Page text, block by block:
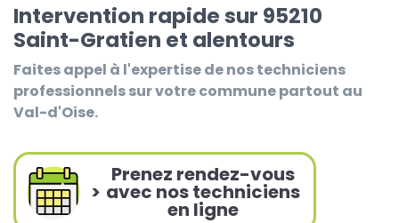
Intervention rapide sur 95210
Saint-Gratien et alentours
Faites appel à l'expertise de nos techniciens
professionnels sur votre commune partout au
Val-d'Oise.
>
Prenez rendez-vous
avec nos techniciens
en ligne